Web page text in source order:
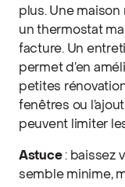
plus. Une maison
un thermostat
facture. Un
permet d’en
petites
fenêtres ou
peuvent limiter
Astuce: baissez
semble minime,